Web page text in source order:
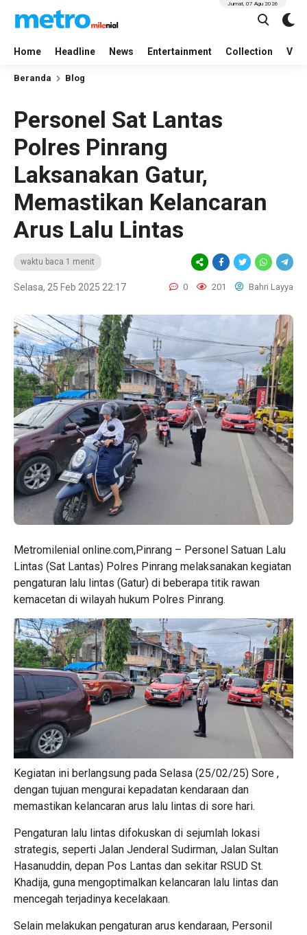
Home Headline News Entertainment Collection
Jumat, 07 Agu 2026
Beranda Blog
Personel Sat Lantas
Polres Pinrang
Laksanakan Gatur,
Memastikan Kelancaran
Arus Lalu Lintas
waktu baca 1 menit
Selasa, 25 Feb 2025 22:17 0 201 Bahri Layya
Metromilenial online.com,Pinrang – Personel Satuan Lalu
Lintas (Sat Lantas) Polres Pinrang melaksanakan kegiatan
pengaturan lalu lintas (Gatur) di beberapa titik rawan
kemacetan di wilayah hukum Polres Pinrang.
Kegiatan ini berlangsung pada Selasa (25/02/25) Sore ,
dengan tujuan mengurai kepadatan kendaraan dan
memastikan kelancaran arus lalu lintas di sore hari.
Pengaturan lalu lintas difokuskan di sejumlah lokasi
strategis, seperti Jalan Jenderal Sudirman, Jalan Sultan
Hasanuddin, depan Pos Lantas dan sekitar RSUD St.
Khadija, guna mengoptimalkan kelancaran lalu lintas dan
mencegah terjadinya kecelakaan.
Selain melakukan pengaturan arus kendaraan, Personil